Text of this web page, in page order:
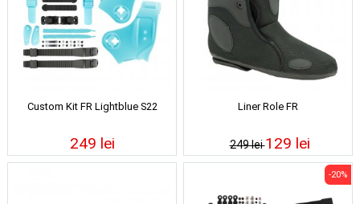
Custom Kit FR Lightblue S22
249 lei
Liner Role FR
249 lei129 lei
-20%